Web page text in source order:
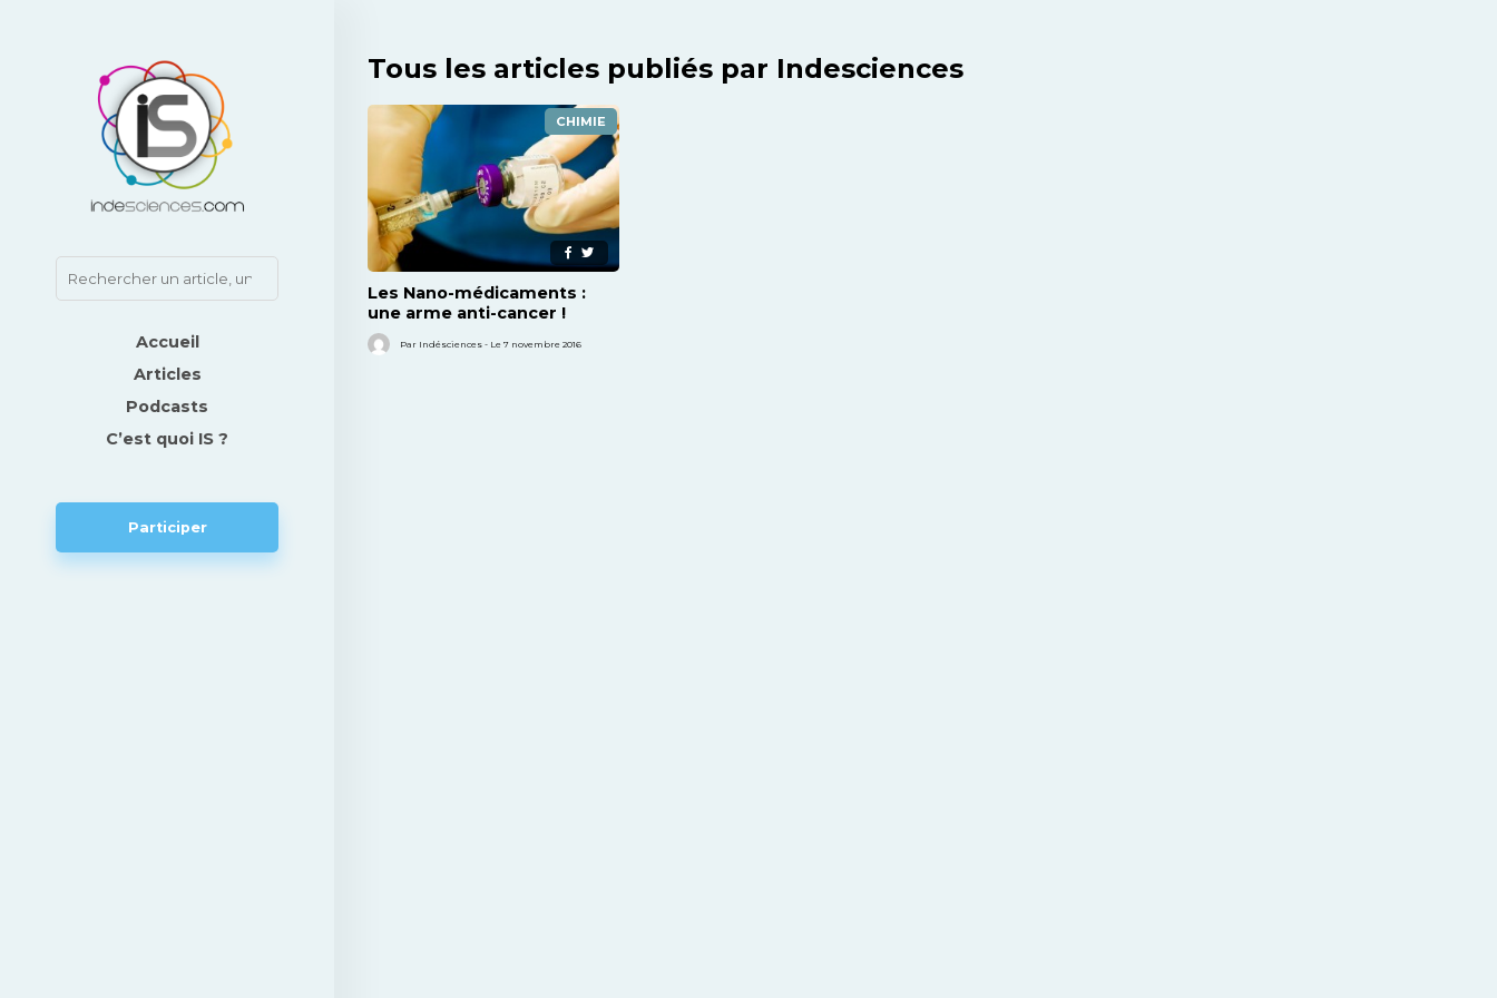
Accueil
Articles
Podcasts
C’est quoi IS ?
Participer
Tous les articles publiés par Indesciences
CHIMIE
Les Nano-médicaments :
une arme anti-cancer !
Par Indésciences - Le 7 novembre 2016